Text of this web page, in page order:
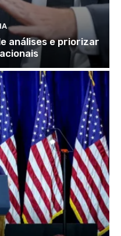
análises e priorizar